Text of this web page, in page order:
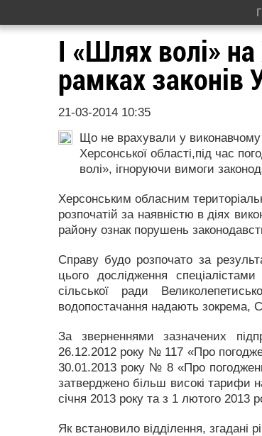
І «Шлях волі»
рамках законів
21-03-2014 10:35
Що не врахували у виконавчому
Херсонської області,під час
волі», ігноруючи вимоги
Херсонським обласним
розпочатій за наявністю в діях
району ознак порушень
Справу будо розпочато за
цього дослідження
сільської ради
водопостачання надають
За зверненнями зазначених
26.12.2012 року № 117 «Про
30.01.2013 року № 8 «Про
затверджено більш високі тарифи
січня 2013 року та з 1 лютого 2013
Як встановило відділення, згадані